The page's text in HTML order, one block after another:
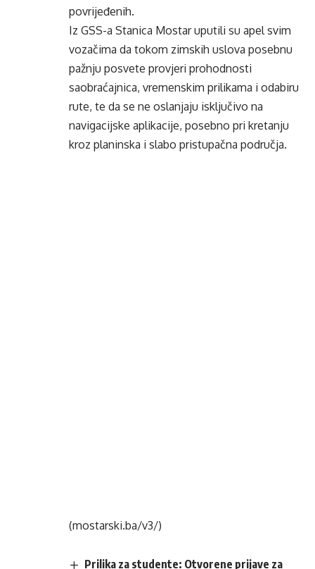
povrijeđenih.
Iz GSS-a Stanica Mostar uputili su apel svim
vozačima da tokom zimskih uslova posebnu
pažnju posvete provjeri prohodnosti
saobraćajnica, vremenskim prilikama i odabiru
rute, te da se ne oslanjaju isključivo na
navigacijske aplikacije, posebno pri kretanju
kroz planinska i slabo pristupačna područja.
(mostarski.ba/v3/)
Prilika za studente: Otvorene prijave za